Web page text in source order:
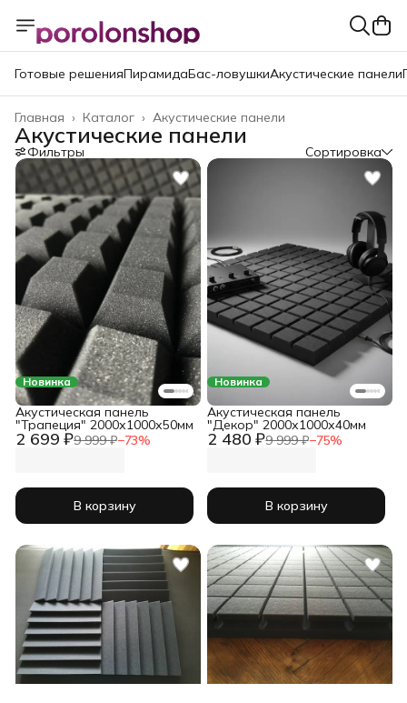
Готовые решенияПирамидаБас-ловушкиАкустические панели
Акустические панели
Каталог ›
Главная ›
Акустические панели
Фильтры Сортировка
Новинка
2 699 ₽9 999 ₽−73%
Акустическая панель
"Трапеция" 2000х1000х50мм
В корзину
Новинка
2 480 ₽9 999 ₽−75%
Акустическая панель
"Декор" 2000х1000х40мм
В корзину